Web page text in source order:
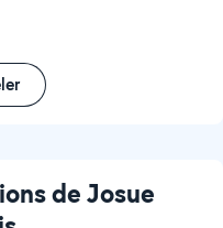
de Josue